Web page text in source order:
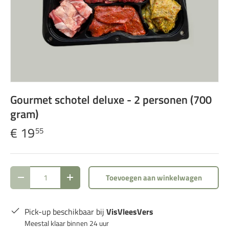
Gourmet schotel deluxe - 2 personen (700
gram)
€ 1955
Aantal
Verlaag de hoeveelheidVerhoog de hoeveelheid
Toevoegen aan winkelwagen
Pick-up beschikbaar bij VisVleesVers
Meestal klaar binnen 24 uur